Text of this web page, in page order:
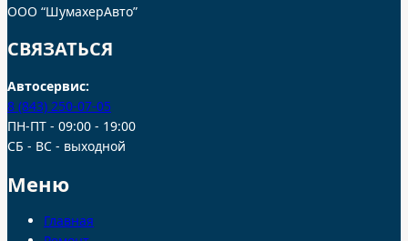
ООО “ШумахерАвто”
СВЯЗАТЬСЯ
Автосервис:
8 (843) 250-07-05
ПН-ПТ - 09:00 - 19:00
СБ - ВС - выходной
Меню
Главная